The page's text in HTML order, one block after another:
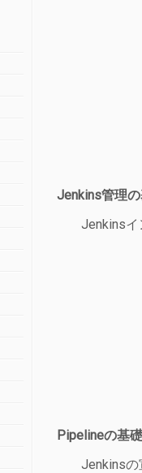
Jenkins管理
Jenkinsイ
Pipelineの基
Jenkinsの